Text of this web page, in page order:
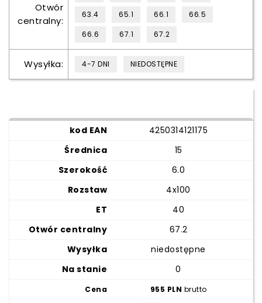
Otwór
centralny:
63.4 65.1 66.1 66.5
66.6 67.1 67.2
Wysyłka: 4-7 DNI NIEDOSTĘPNE
4250314121175
15
6.0
4x100
40
67.2
niedostępne
0
955 PLN brutto